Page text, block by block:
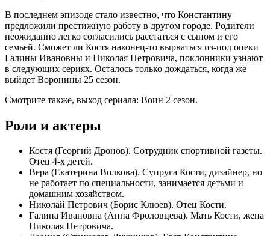
В последнем эпизоде стало известно, что Константину
предложили престижную работу в другом городе. Родители
неожиданно легко согласились расстаться с сыном и его
семьей. Сможет ли Костя наконец-то вырваться из-под опеки
Галины Ивановны и Николая Петровича, поклонники узнают
в следующих сериях. Осталось только дождаться, когда же
выйдет Воронины 25 сезон.
Смотрите также, выход сериала: Воин 2 сезон.
Роли и актеры
Костя (Георгий Дронов). Сотрудник спортивной газеты.
Отец 4-х детей.
Вера (Екатерина Волкова). Супруга Кости, дизайнер, но
не работает по специальности, занимается детьми и
домашним хозяйством.
Николай Петрович (Борис Клюев). Отец Кости.
Галина Ивановна (Анна Фроловцева). Мать Кости, жена
Николая Петровича.